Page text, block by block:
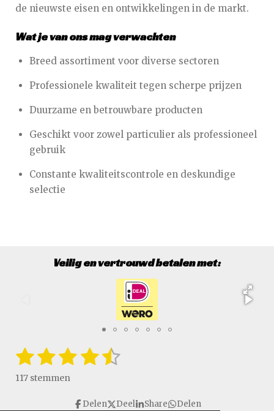
de nieuwste eisen en ontwikkelingen in de markt.
Wat je van ons mag verwachten
Breed assortiment voor diverse sectoren
Professionele kwaliteit tegen scherpe prijzen
Duurzame en betrouwbare producten
Geschikt voor zowel particulier als professioneel
gebruik
Constante kwaliteitscontrole en deskundige
selectie
Veilig en vertrouwd betalen met:
R
a
t
1
s
2
s
3
s
4
t
5
t
S
e
117 stemmen
Delen Deel Share Delen